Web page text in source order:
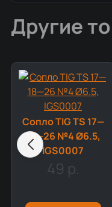
Другие
Сопло TIG TS 17—
18—26 №4 Ø6.5,
IGS0007
49 р.